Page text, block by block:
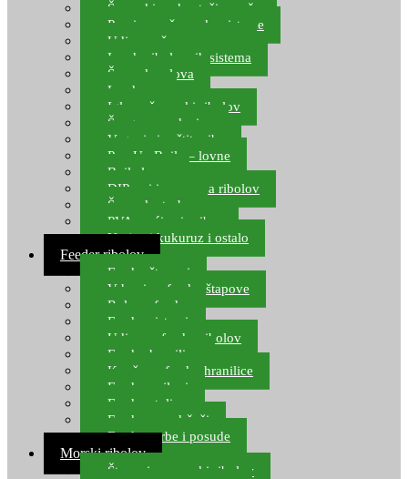
Šaranski podmetači, mreže
Pernice za šaranske sisteme
Udice za šarana, amura
Izrada ribolovnih sistema
Šaranska olova
Leadcore
Igle za šaranski ribolov
Špage, upredenice
Vaganje i zaštita ribe
Pop Up Boile – lovne
Boile lovne
DIP-ovi i arome za ribolov
Šaranske torbe
PVA vrećice i pribor
Umjetni kukuruz i ostalo
Feeder ribolov
Feeder štapovi
Vrhovi za feeder štapove
Role za feeder
Feeder sistemi
Udice za feeder ribolov
Feeder hranilice
Kopče za feeder hranilice
Feeder najloni
Feeder stolice
Feeder arm držači
Feeder torbe i posude
Morski ribolov
Štapovi za morski ribolov